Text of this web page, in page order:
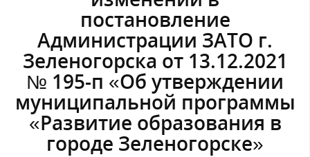
постановление
Администрации ЗАТО г.
Зеленогорска от 13.12.2021
№ 195-п «Об утверждении
муниципальной программы
«Развитие образования в
городе Зеленогорске»